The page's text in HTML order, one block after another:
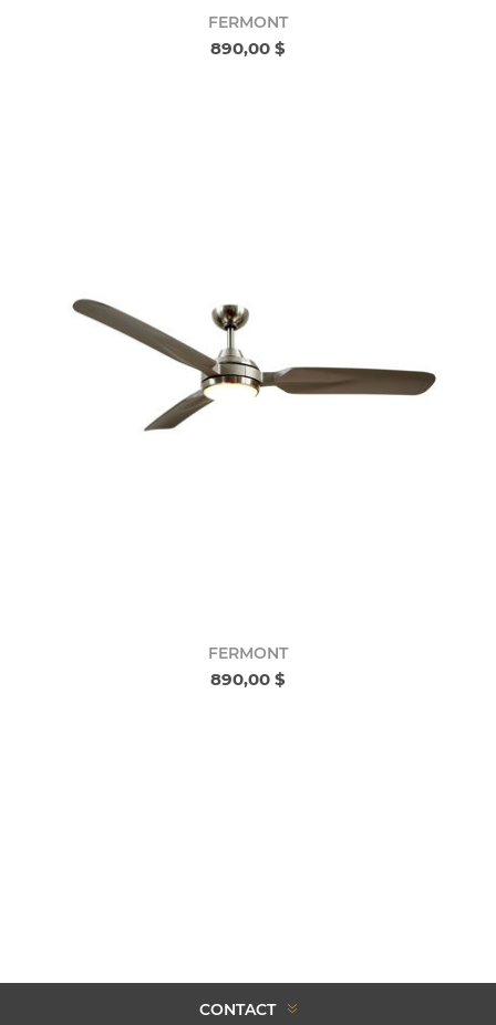
FERMONT
890,00 $
FERMONT
890,00 $
CONTACT